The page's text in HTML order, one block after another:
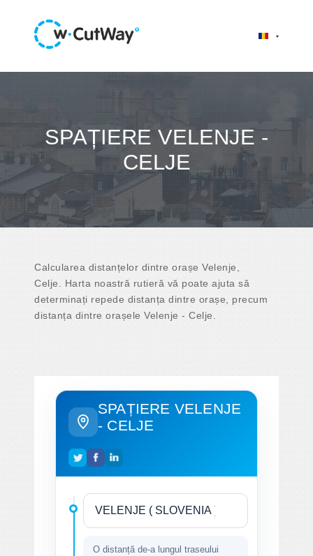
SPAȚIERE VELENJE -
CELJE
Calcularea distanțelor dintre orașe Velenje,
Celje. Harta noastră rutieră vă poate ajuta să
determinați repede distanța dintre orașe, precum
distanța dintre orașele Velenje - Celje.
SPAȚIERE VELENJE
- CELJE
O distanță de-a lungul traseului